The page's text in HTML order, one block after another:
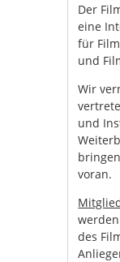
Der
eine
für
und
Wir
und
voran.
des